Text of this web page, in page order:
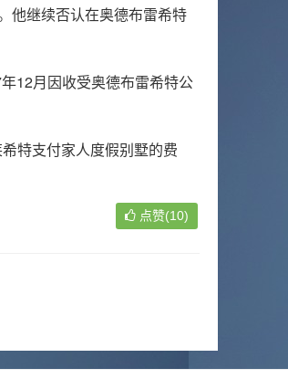
他继续否认在奥德布雷希特
12月因收受奥德布雷希特公
特支付家人度假别墅的费
点赞(10)